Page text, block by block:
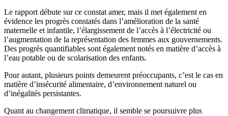
Le rapport débute sur ce constat amer, mais il met également en
évidence les progrès constatés dans l’amélioration de la santé
maternelle et infantile, l’élargissement de l’accès à l’électricité ou
l’augmentation de la représentation des femmes aux gouvernements.
Des progrès quantifiables sont également notés en matière d’accès à
l’eau potable ou de scolarisation des enfants.
Pour autant, plusieurs points demeurent préoccupants, c’est le cas en
matière d’insécurité alimentaire, d’environnement naturel ou
d’inégalités persistantes.
Quant au changement climatique, il semble se poursuivre plus